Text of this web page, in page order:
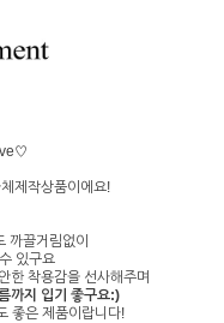
제작상품이에요!
까끌거림없이
있구요
한 착용감을 선사해주며
까지 입기 좋구요:)
좋은 제품이랍니다!